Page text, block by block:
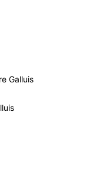
Galluis